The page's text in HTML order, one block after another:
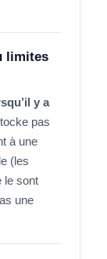
limites
y a
pas
à une
(les
le sont
une